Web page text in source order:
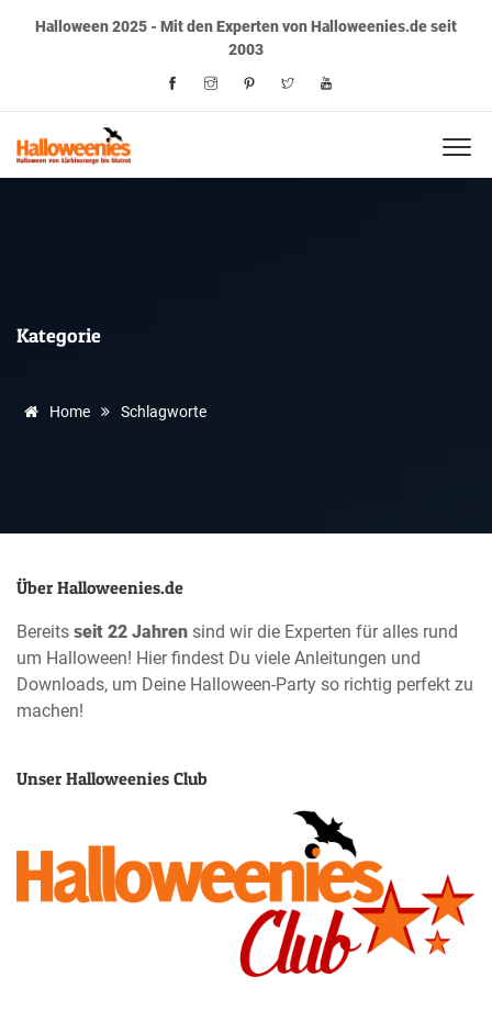
Halloween 2025 - Mit den Experten von Halloweenies.de seit
2003
Kategorie
Home Schlagworte
Über Halloweenies.de
Bereits seit 22 Jahren sind wir die Experten für alles rund
um Halloween! Hier findest Du viele Anleitungen und
Downloads, um Deine Halloween-Party so richtig perfekt zu
machen!
Unser Halloweenies Club